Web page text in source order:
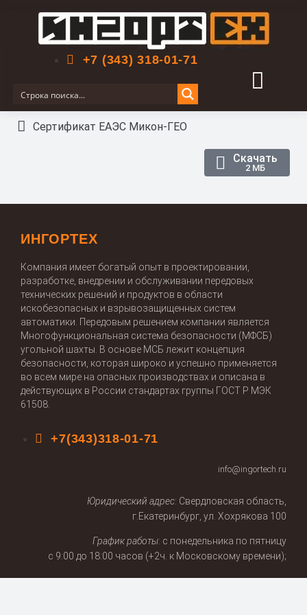
+7 (343) 318-01-71
Сертификат ЕАЭС Микон-ГЕО
Скачать
2 МБ
ИНГОРТЕХ
Компания имеет богатый опыт в проектировании,
разработке, внедрении и обслуживании передовых
технических решений и продуктов в области
искобезопасных и взрывозащищенных систем
автоматики. Передовым решением компании является
Многофункциональная система безопасности (МФСБ)
угольной шахты. В основе МСБ лежит концепция
безопасности, которая широко и успешно применяется
во всем мире на опасных производствах и описана в
действующих в России стандартах группы ГОСТ Р МЭК
61508.
+7(343)318-01-71
info@ingortech.ru
Юридический адрес: Свердловская область,
г.Екатеринбург, ул. Хохрякова 100
График работы: с понедельника по пятницу
с 9:00 до 18:00 часов (+2ч. к Московскому времени);
Поиск по сайту